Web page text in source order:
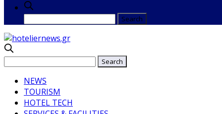
NEWS
TOURISM
HOTEL TECH